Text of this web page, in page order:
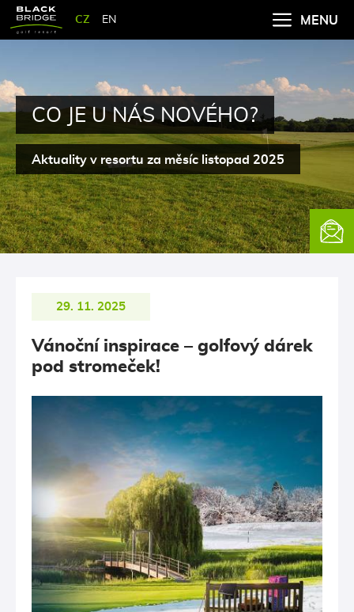
CZ EN MENU
CO JE U NÁS NOVÉHO?
Aktuality v resortu za měsíc listopad 2025
29. 11. 2025
Vánoční inspirace – golfový dárek
pod stromeček!